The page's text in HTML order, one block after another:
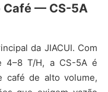
Café — CS-5A
da JIACUI. Com
4–8 T/H, a CS-5A é
café de alto volume,